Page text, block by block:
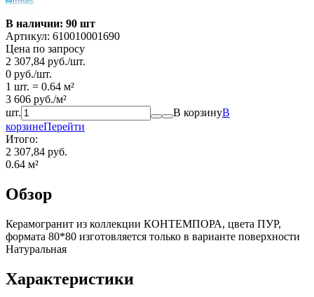
В наличии: 90 шт
Артикул: 610010001690
Цена по запросу
2 307,84 руб./шт.
0 руб./шт.
1 шт. = 0.64 м²
3 606 руб./м²
шт.
В корзинуВ
корзинеПерейти
Итого:
2 307,84 руб.
0.64 м²
Обзор
Керамогранит из коллекции КОНТЕМПОРА, цвета ПУР,
формата 80*80 изготовляется только в варианте поверхности
Натуральная
Характеристики